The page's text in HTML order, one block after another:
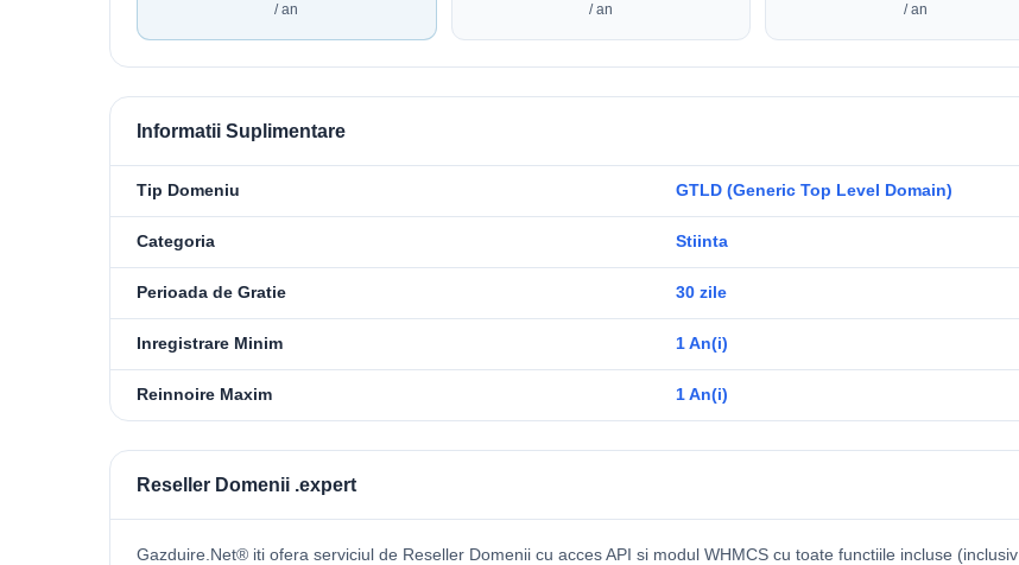
/ an / an / an
Informatii Suplimentare
Tip Domeniu GTLD (Generic Top Level Domain)
Categoria Stiinta
Perioada de Gratie 30 zile
Inregistrare Minim 1 An(i)
Reinnoire Maxim 1 An(i)
Reseller Domenii .expert
Gazduire.Net® iti ofera serviciul de Reseller Domenii cu acces API si modul WHMCS cu toate functiile incluse (inclusiv